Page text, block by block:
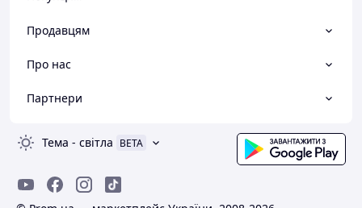
Продавцям
Про нас
Партнери
Тема - світла BETA